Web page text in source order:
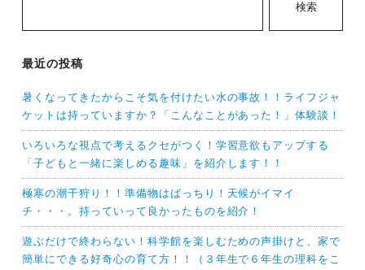
検索
最近の投稿
暑くなってきたからこそ気を付けたい水の事故！！ライフジャ
ケットは持っていますか？「こんなことがあった！」体験談！
いろいろな視点で考えるクセがつく！学習意欲もアップする
「子どもと一緒に楽しめる趣味」を紹介します！！
極寒の潮干狩り！！準備物はばっちり！天候がイマイ
チ・・・。持っていって良かったものを紹介！
遊ぶだけで終わらない！科学館を楽しむための声掛けと、家で
簡単にできる好奇心の育て方！！（３年生で６年生の理科をこ